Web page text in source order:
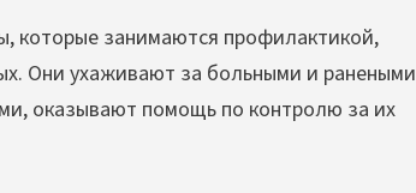
которые занимаются профилактикой,
Они ухаживают за больными и ранеными
оказывают помощь по контролю за их